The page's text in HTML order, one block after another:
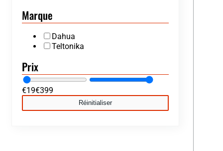
Marque
Dahua
Teltonika
Prix
€19€399
Réinitialiser